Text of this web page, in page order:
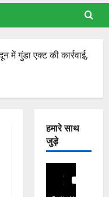
में गुंडा एक्ट की कार्रवाई,
हमारे साथ
जुड़े